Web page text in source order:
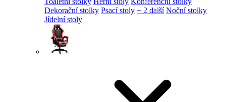
Dekorační stolky Psací stoly + 2 další Noční stolky
Jídelní stoly